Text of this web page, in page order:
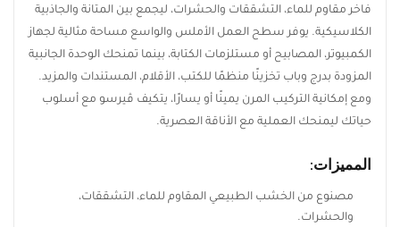
طبيعي فاخر مقاوم للماء، التشققات والحشرات، ليجمع بين المتانة
والجاذبية الكلاسيكية. يوفر سطح العمل الأملس والواسع مساحة
مثالية لجهاز الكمبيوتر، المصابيح أو مستلزمات الكتابة، بينما تمنحك
الوحدة الجانبية المزودة بدرج وباب تخزينًا منظمًا للكتب، الأقلام،
المستندات والمزيد. ومع إمكانية التركيب المرن يمينًا أو يسارًا، يتكيف
ڤيرسو مع أسلوب حياتك ليمنحك العملية مع الأناقة العصرية.
المميزات:
مصنوع من الخشب الطبيعي المقاوم للماء، التشققات،
والحشرات.